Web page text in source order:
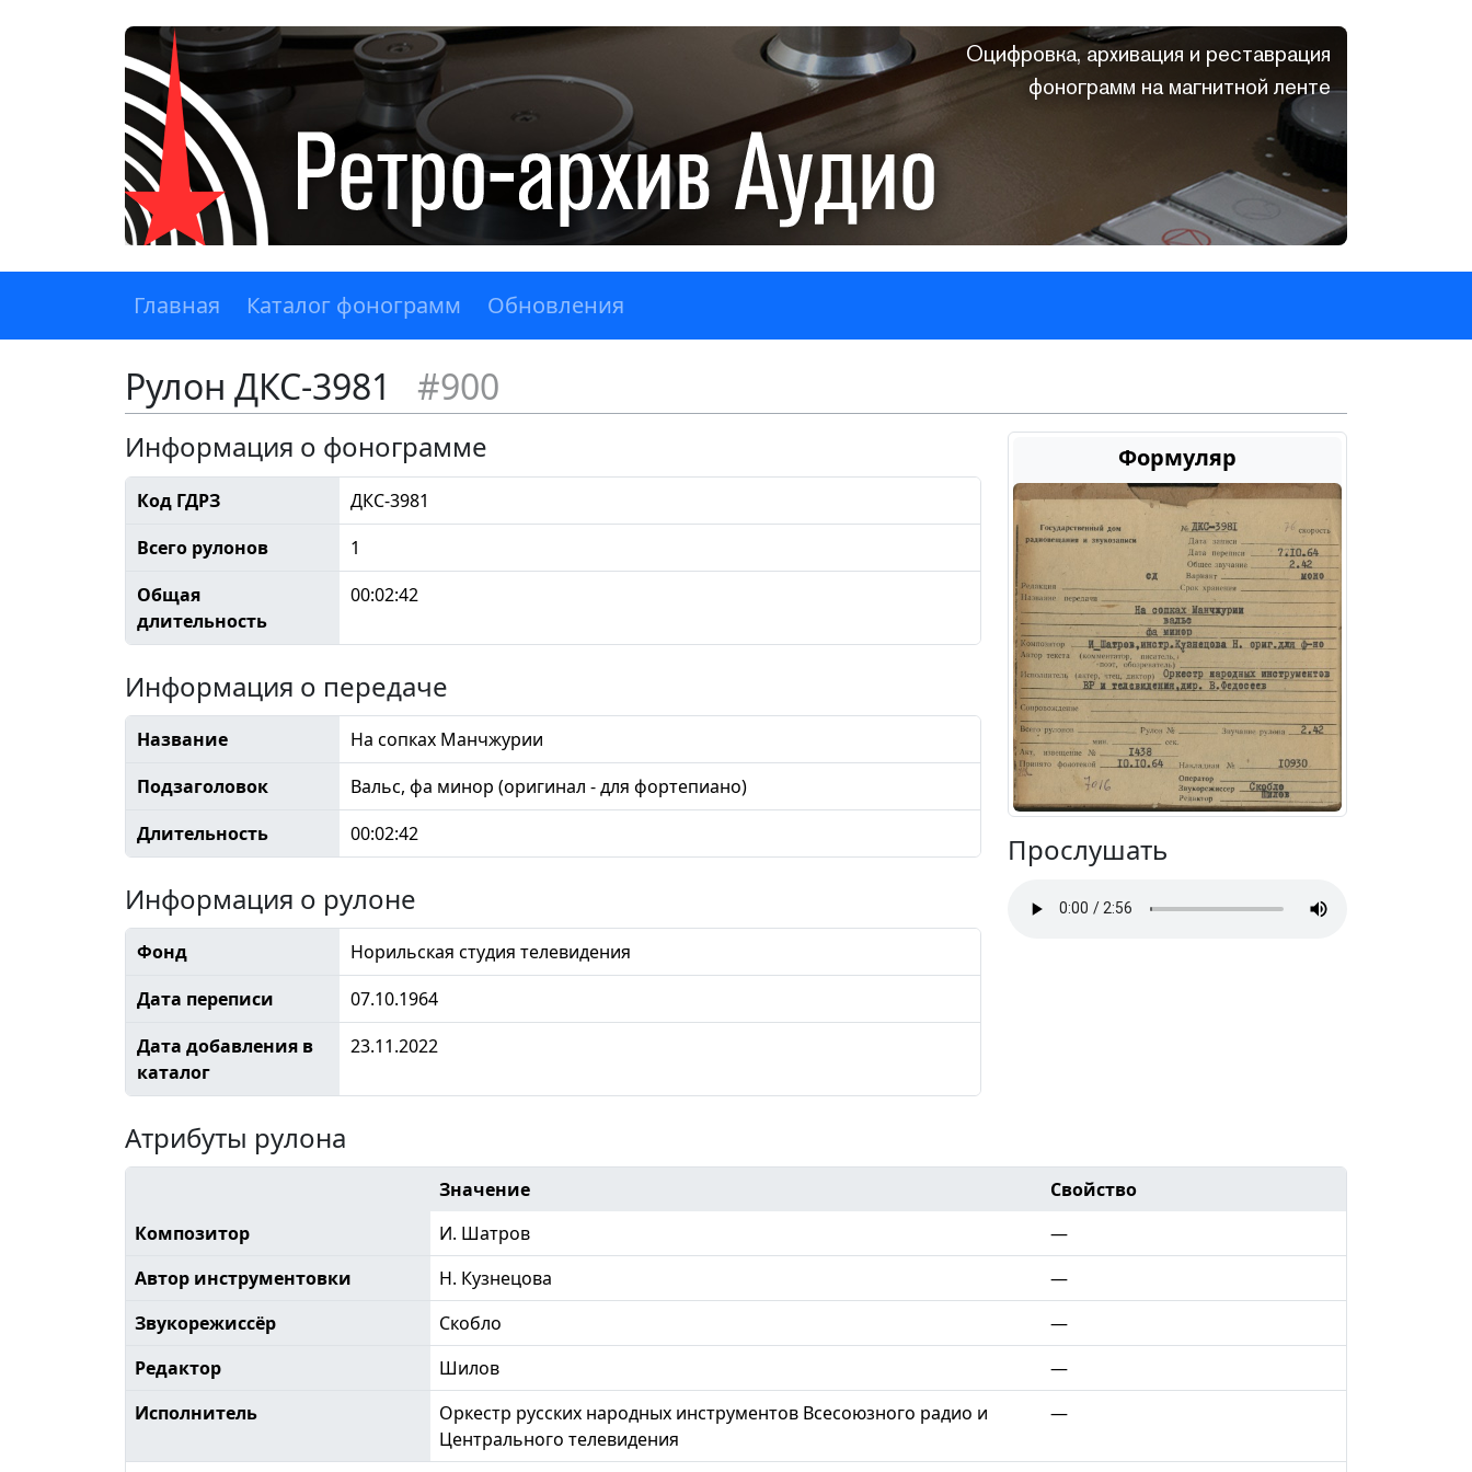
Оцифровка, архивация и реставрация
фонограмм на магнитной ленте
Главная Каталог фонограмм Обновления
Рулон ДКС-3981 #900
Формуляр
Прослушать
Информация о фонограмме
Код ГДРЗ
ДКС-3981
Всего рулонов
1
Общая
длительность
00:02:42
Информация о передаче
Название
На сопках Манчжурии
Подзаголовок
Вальс, фа минор (оригинал - для фортепиано)
Длительность
00:02:42
Информация о рулоне
Фонд
Норильская студия телевидения
Дата переписи
07.10.1964
Дата добавления в
каталог
23.11.2022
Атрибуты рулона
Значение
Свойство
Композитор
И. Шатров
—
Автор инструментовки
Н. Кузнецова
—
Звукорежиссёр
Скобло
—
Редактор
Шилов
—
Исполнитель
Оркестр русских народных инструментов Всесоюзного радио и
Центрального телевидения
—